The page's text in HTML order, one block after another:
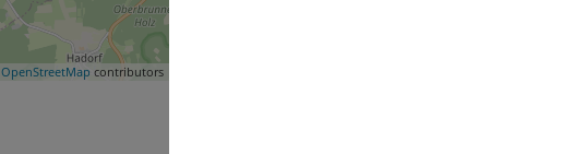
OpenStreetMap contributors